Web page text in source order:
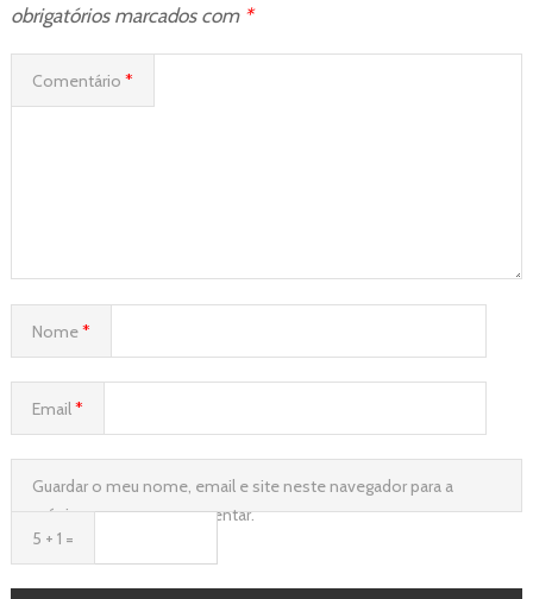
obrigatórios marcados com *
Comentário *
Nome*
Email *
Guardar o meu nome, email e site neste navegador para a
próxima vez que eu comentar.
5 + 1 =